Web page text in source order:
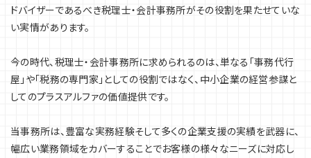
ドバイザーであるべき税理士・会計事務所がその役割を果たせていな
い実情があります。
今の時代、税理士・会計事務所に求められるのは、単なる「事務代行
屋」や「税務の専門家」としての役割ではなく、中小企業の経営参謀と
してのプラスアルファの価値提供です。
当事務所は、豊富な実務経験そして多くの企業支援の実績を武器に、
幅広い業務領域をカバーすることでお客様の様々なニーズに対応し